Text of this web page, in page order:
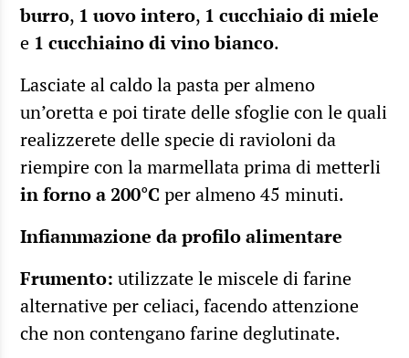
burro, 1 uovo intero, 1 cucchiaio di miele
e 1 cucchiaino di vino bianco.
Lasciate al caldo la pasta per almeno
un’oretta e poi tirate delle sfoglie con le quali
realizzerete delle specie di ravioloni da
riempire con la marmellata prima di metterli
in forno a 200°C per almeno 45 minuti.
Infiammazione da profilo alimentare
Frumento: utilizzate le miscele di farine
alternative per celiaci, facendo attenzione
che non contengano farine deglutinate.